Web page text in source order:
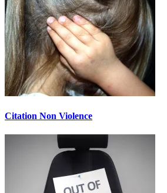
Citation Non Violence